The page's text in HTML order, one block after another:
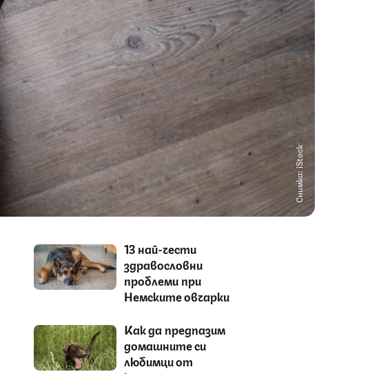
Снимка: iStock
13 най-чести
здравословни
проблеми при
Немските овчарки
Как да предпазим
домашните си
любимци от